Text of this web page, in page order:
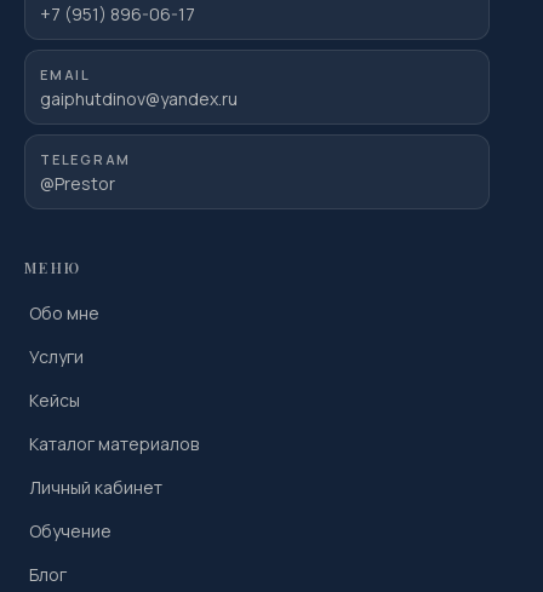
+7 (951) 896-06-17
EMAIL
gaiphutdinov@yandex.ru
TELEGRAM
@Prestor
МЕНЮ
Обо мне
Услуги
Кейсы
Каталог материалов
Личный кабинет
Обучение
Блог